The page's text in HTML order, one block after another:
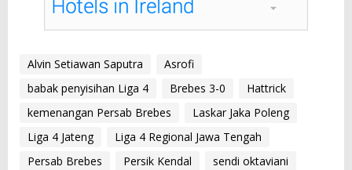
Alvin Setiawan Saputra
Asrofi
babak penyisihan Liga 4
Brebes 3-0
Hattrick
kemenangan Persab Brebes
Laskar Jaka Poleng
Liga 4 Jateng
Liga 4 Regional Jawa Tengah
Persab Brebes
Persik Kendal
sendi oktaviani